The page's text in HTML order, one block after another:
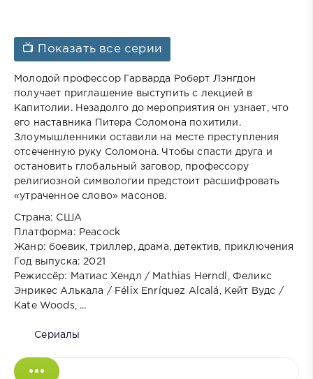
📺 Показать все серии
Молодой профессор Гарварда Роберт Лэнгдон
получает приглашение выступить с лекцией в
Капитолии. Незадолго до мероприятия он узнает, что
его наставника Питера Соломона похитили.
Злоумышленники оставили на месте преступления
отсеченную руку Соломона. Чтобы спасти друга и
остановить глобальный заговор, профессору
религиозной символогии предстоит расшифровать
«утраченное слово» масонов.
Страна: США
Платформа: Peacock
Жанр: боевик, триллер, драма, детектив, приключения
Год выпуска: 2021
Режиссёр: Матиас Хендл / Mathias Herndl, Феликс
Энрикес Алькала / Félix Enríquez Alcalá, Кейт Вудс /
Kate Woods, ...
Сериалы